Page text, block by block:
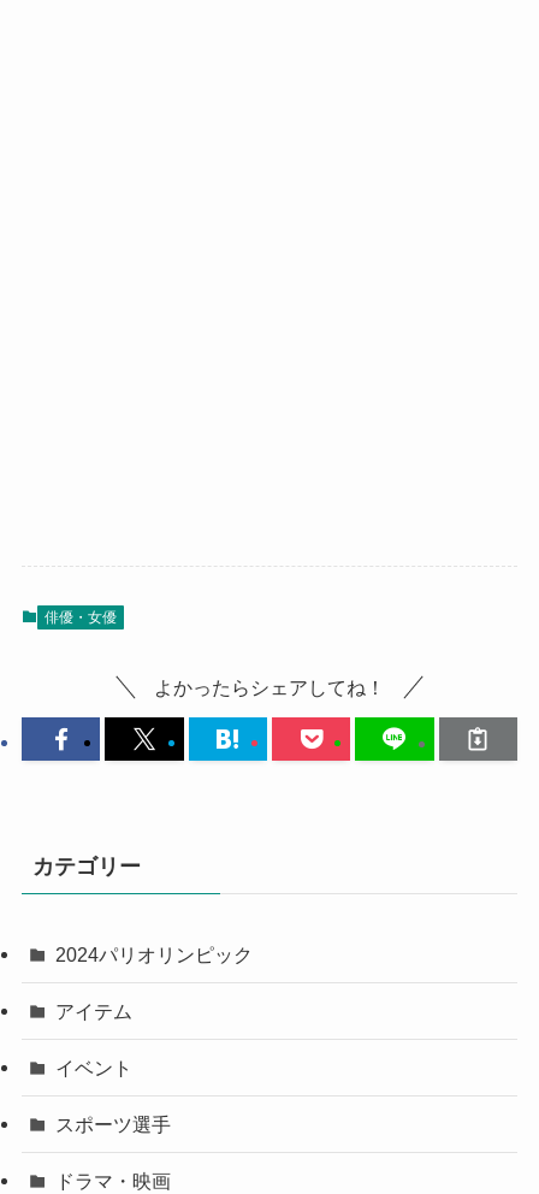
俳優・女優
よかったらシェアしてね！
カテゴリー
2024パリオリンピック
アイテム
イベント
スポーツ選手
ドラマ・映画